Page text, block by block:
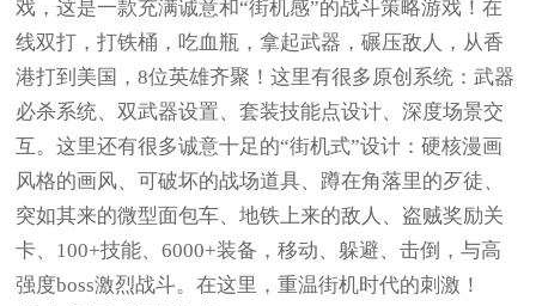
戏，这是一款充满诚意和“街机感”的战斗策略游戏！在
线双打，打铁桶，吃血瓶，拿起武器，碾压敌人，从香
港打到美国，8位英雄齐聚！这里有很多原创系统：武器
必杀系统、双武器设置、套装技能点设计、深度场景交
互。这里还有很多诚意十足的“街机式”设计：硬核漫画
风格的画风、可破坏的战场道具、蹲在角落里的歹徒、
突如其来的微型面包车、地铁上来的敌人、盗贼奖励关
卡、100+技能、6000+装备，移动、躲避、击倒，与高
强度boss激烈战斗。在这里，重温街机时代的刺激！